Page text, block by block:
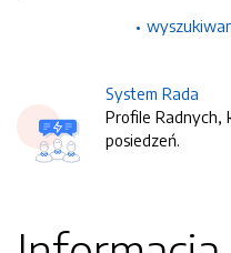
System Rada
Profile Radnych,
posiedzeń.